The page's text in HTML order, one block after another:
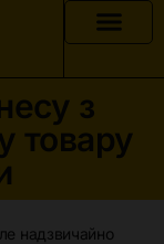
з
товару
надзвичайно